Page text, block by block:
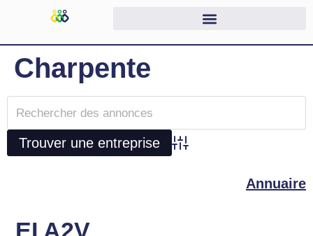
Charpente
Advanced Search
Annuaire
EI A2V